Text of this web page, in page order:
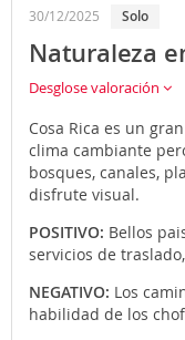
30/12/2025 Solo
Naturaleza
Desglose valoración
Cosa Rica es un
clima cambiante
bosques, canales,
disfrute visual.
POSITIVO: Bellos
servicios de
NEGATIVO: Los
habilidad de los